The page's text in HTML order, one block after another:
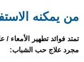
من يمكنه
تمتد فوائد تطهير الأمعاء
مجرد علاج حب الشباب: